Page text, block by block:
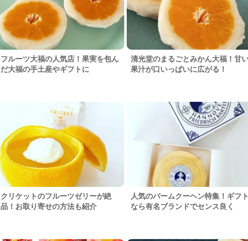
フルーツ大福の人気店！果実を包ん
だ大福の手土産やギフトに
清光堂のまるごとみかん大福！甘
果汁が口いっぱいに広がる！
クリケットのフルーツゼリーが絶
品！お取り寄せの方法も紹介
人気のバームクーヘン特集！ギフ
なら有名ブランドでセンス良く